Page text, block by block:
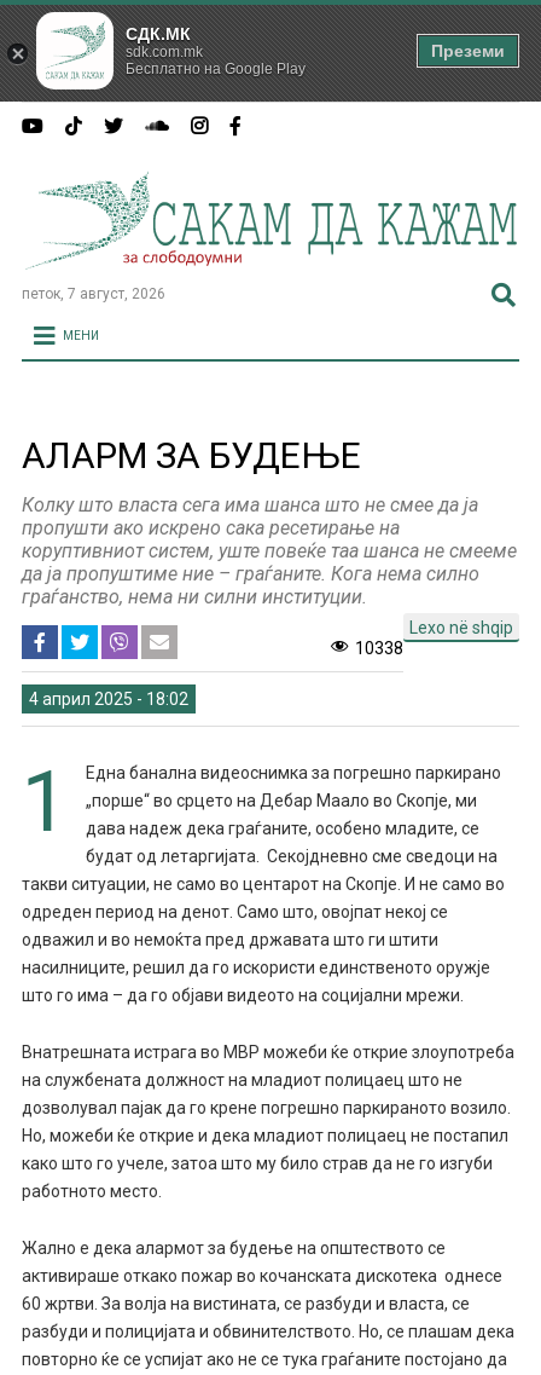
петок, 7 август, 2026
МЕНИ
АЛАРМ ЗА БУДЕЊЕ
Колку што власта сега има шанса што не смее да ја
пропушти ако искрено сака ресетирање на
коруптивниот систем, уште повеќе таа шанса не смееме
да ја пропуштиме ние – граѓаните. Кога нема силно
граѓанство, нема ни силни институции.
Lexo në shqip
10338
4 април 2025 - 18:02
1
Една банална видеоснимка за погрешно паркирано
„порше“ во срцето на Дебар Маало во Скопје, ми
дава надеж дека граѓаните, особено младите, се
будат од летаргијата. Секојдневно сме сведоци на
такви ситуации, не само во центарот на Скопје. И не само во
одреден период на денот. Само што, овојпат некој се
одважил и во немоќта пред државата што ги штити
насилниците, решил да го искористи единственото оружје
што го има – да го објави видеото на социјални мрежи.
Внатрешната истрага во МВР можеби ќе открие злоупотреба
на службената должност на младиот полицаец што не
дозволувал пајак да го крене погрешно паркираното возило.
Но, можеби ќе открие и дека младиот полицаец не постапил
како што го учеле, затоа што му било страв да не го изгуби
работното место.
Жално е дека алармот за будење на општеството се
активираше откако пожар во кочанската дискотека однесе
60 жртви. За волја на вистината, се разбуди и власта, се
разбуди и полицијата и обвинителството. Но, се плашам дека
повторно ќе се успијат ако не се тука граѓаните постојано да
СДК.МК
sdk.com.mk
Бесплатно на Google Play
Преземи